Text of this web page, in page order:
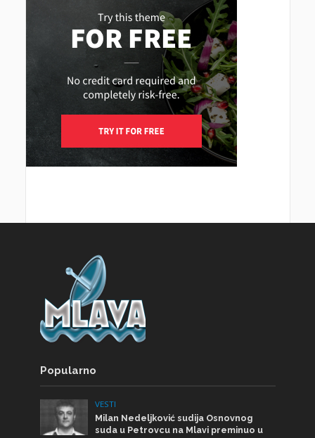
Popularno
VESTI
Milan Nedeljković sudija Osnovnog
suda u Petrovcu na Mlavi preminuo u